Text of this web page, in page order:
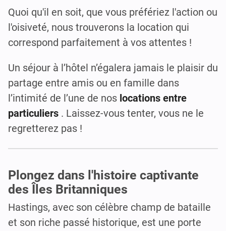
Quoi qu'il en soit, que vous préfériez l'action ou
l'oisiveté, nous trouverons la location qui
correspond parfaitement à vos attentes !
Un séjour à l’hôtel n’égalera jamais le plaisir du
partage entre amis ou en famille dans
l’intimité de l’une de nos locations entre
particuliers . Laissez-vous tenter, vous ne le
regretterez pas !
Plongez dans l'histoire captivante
des Îles Britanniques
Hastings, avec son célèbre champ de bataille
et son riche passé historique, est une porte